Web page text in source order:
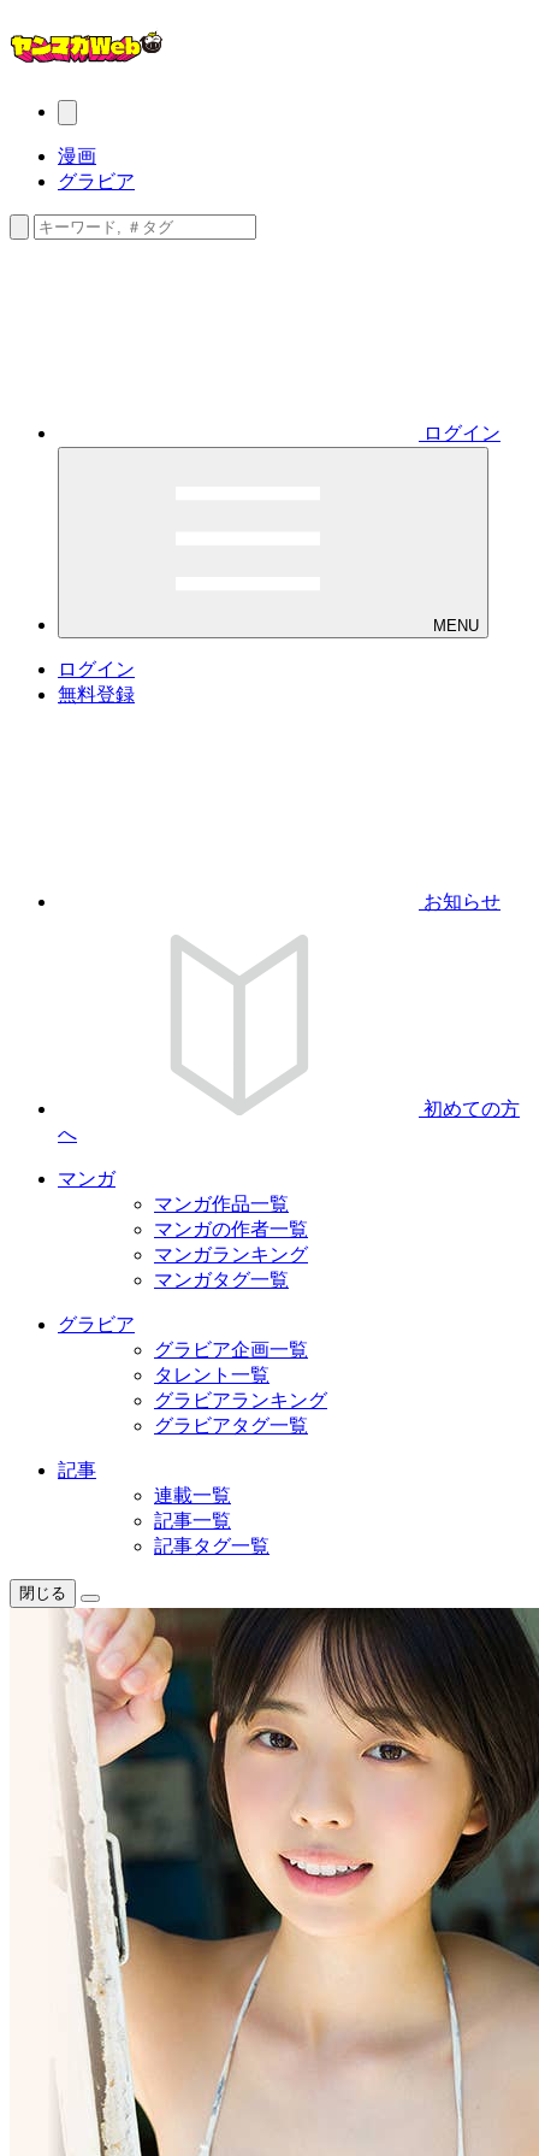
漫画
グラビア
ログイン
MENU
ログイン
無料登録
お知らせ
初めての方
へ
マンガ
マンガ作品一覧
マンガの作者一覧
マンガランキング
マンガタグ一覧
グラビア
グラビア企画一覧
タレント一覧
グラビアランキング
グラビアタグ一覧
記事
連載一覧
記事一覧
記事タグ一覧
閉じる